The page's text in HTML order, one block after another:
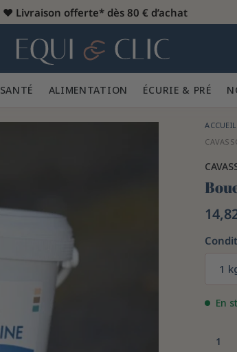
♥️ Livraison offerte* dès 80 € d’achat
Home
SANTÉ ✨ ALIMENTATION 🥕 ÉCURIE & PRÉ 🍃
ACCUEIL
1
En